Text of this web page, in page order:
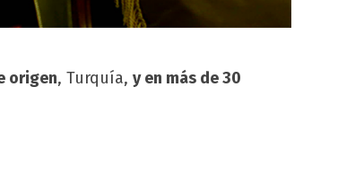
origen, Turquía, y en más de 30